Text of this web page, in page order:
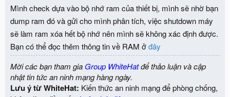
Mình check dựa vào bộ nhớ ram của thiết bị, mình sẽ nhờ bạn
dump ram đó và gửi cho mình phân tích, việc shutdown máy
sẽ làm ram xóa hết bộ nhớ nên mình sẽ không xác định được.
Bạn có thể đọc thêm thông tin về RAM ởđây
Mời các bạn tham gia Group WhiteHatđể thảo luận và cập
nhật tin tức an ninh mạng hàng ngày.
Lưu ý từ WhiteHat: Kiến thức an ninh mạng để phòng chống,